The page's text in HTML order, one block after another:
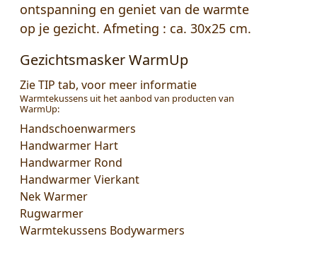
ontspanning en geniet van de warmte
op je gezicht. Afmeting : ca. 30x25 cm.
Gezichtsmasker WarmUp
Zie TIP tab, voor meer informatie
Warmtekussens uit het aanbod van producten van
WarmUp:
Handschoenwarmers
Handwarmer Hart
Handwarmer Rond
Handwarmer Vierkant
Nek Warmer
Rugwarmer
Warmtekussens Bodywarmers